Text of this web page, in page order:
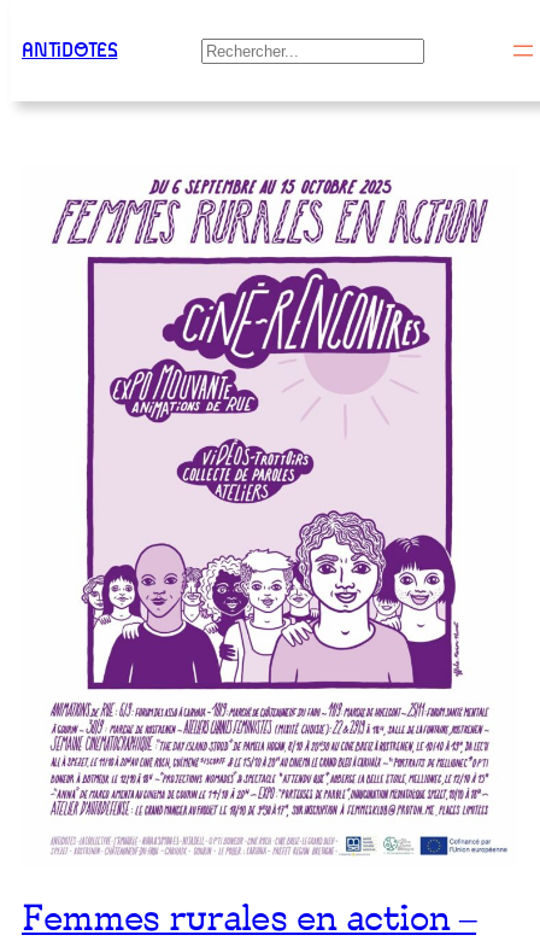
Aller
contenu
ANTiDOTES Rechercher
Étiquette :à Botmeur
Femmes rurales en action –